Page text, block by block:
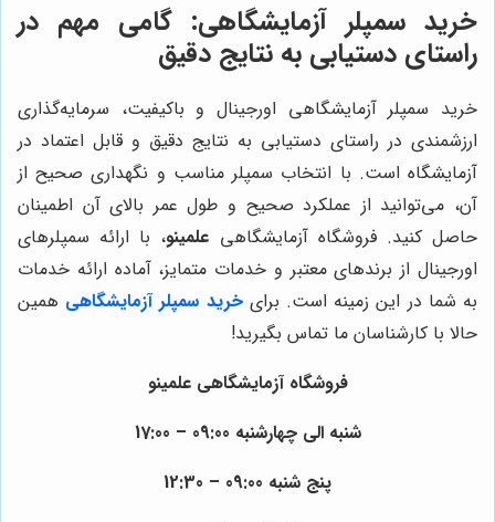
خرید سمپلر آزمایشگاهی: گامی مهم در
راستای دستیابی به نتایج دقیق
خرید سمپلر آزمایشگاهی اورجینال و باکیفیت، سرمایه‌گذاری
ارزشمندی در راستای دستیابی به نتایج دقیق و قابل اعتماد در
آزمایشگاه است. با انتخاب سمپلر مناسب و نگهداری صحیح از
آن، می‌توانید از عملکرد صحیح و طول عمر بالای آن اطمینان
حاصل کنید. فروشگاه آزمایشگاهی علمینو، با ارائه سمپلرهای
اورجینال از برندهای معتبر و خدمات متمایز، آماده ارائه خدمات
به شما در این زمینه است. برایخرید سمپلر آزمایشگاهی همین
حالا با کارشناسان ما تماس بگیرید!
فروشگاه آزمایشگاهی علمینو
شنبه الی چهارشنبه 09:00 – 17:00
پنج شنبه 09:00 – 12:30